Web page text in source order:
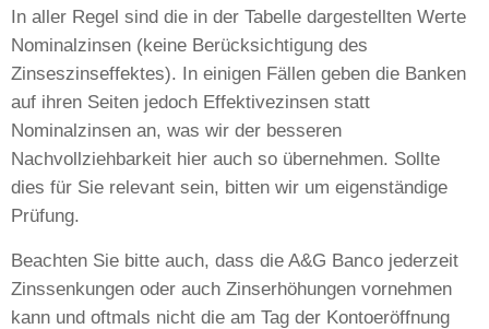
In aller Regel sind die in der Tabelle dargestellten Werte
Nominalzinsen (keine Berücksichtigung des
Zinseszinseffektes). In einigen Fällen geben die Banken
auf ihren Seiten jedoch Effektivezinsen statt
Nominalzinsen an, was wir der besseren
Nachvollziehbarkeit hier auch so übernehmen. Sollte
dies für Sie relevant sein, bitten wir um eigenständige
Prüfung.
Beachten Sie bitte auch, dass die A&G Banco jederzeit
Zinssenkungen oder auch Zinserhöhungen vornehmen
kann und oftmals nicht die am Tag der Kontoeröffnung